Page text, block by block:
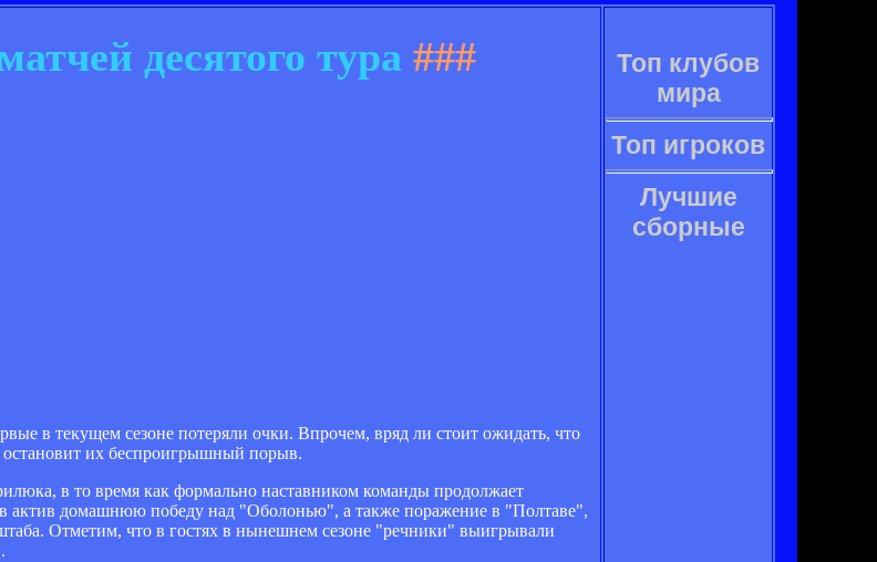
десятого тура###
в текущем сезоне потеряли очки. Впрочем, вряд ли стоит ожидать, что
остановит их беспроигрышный порыв.
в то время как формально наставником команды продолжает
актив домашнюю победу над "Оболонью", а также поражение в "Полтаве",
Отметим, что в гостях в нынешнем сезоне "речники" выигрывали
Топ клубов
мира
Топ игроков
Лучшие
сборные